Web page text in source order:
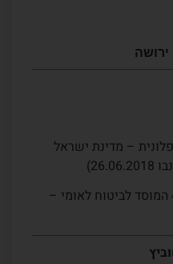
ירושה
(ארצי ) 35046-02-16 פלונית – מדינת ישראל
עב”ל (ארצי ) 42626-08-13 המוסד לביטוח לאומי –